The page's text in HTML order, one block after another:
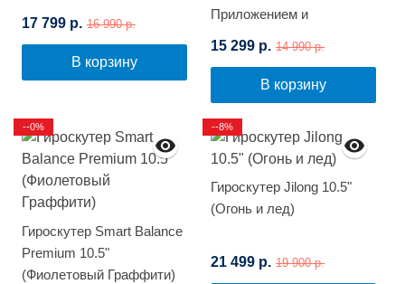
17 799 р. 16 990 р.
В корзину
Приложением и
(Фиолетовый космос)
15 299 р. 14 990 р.
В корзину
Гироскутер Smart Balance
Premium 10.5"
(Фиолетовый Граффити)
--0%
Гироскутер Jilong 10.5"
(Огонь и лед)
21 499 р. 19 900 р.
--8%